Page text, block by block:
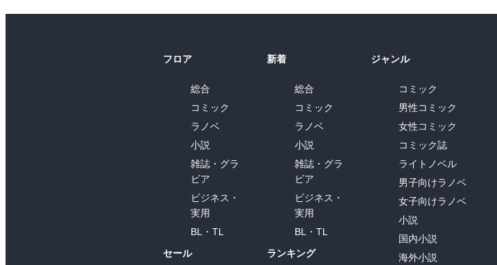
フロア
総合
コミック
ラノベ
小説
雑誌・グラ
ビア
ビジネス・
実用
BL・TL
セール
新着
総合
コミック
ラノベ
小説
雑誌・グラ
ビア
ビジネス・
実用
BL・TL
ランキング
ジャンル
コミック
男性コミック
女性コミック
コミック誌
ライトノベル
男子向けラノベ
女子向けラノベ
小説
国内小説
海外小説